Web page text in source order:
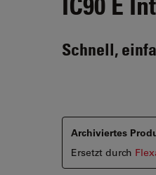
Schnell,
Archiviertes
Ersetzt durch